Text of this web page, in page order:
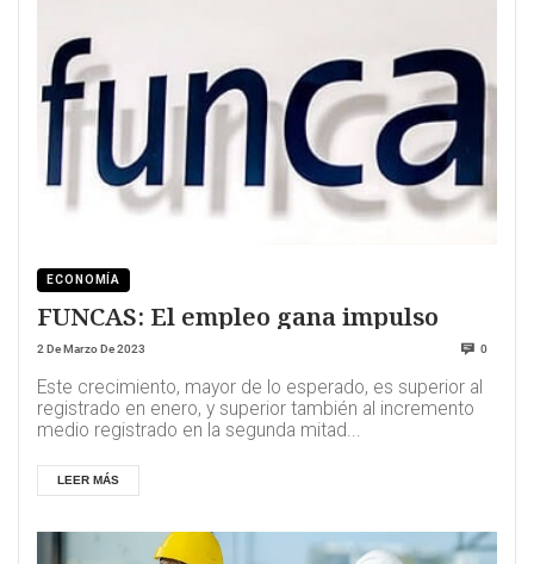
ECONOMÍA
FUNCAS: El empleo gana impulso
2 De Marzo De 2023 0
Este crecimiento, mayor de lo esperado, es superior al
registrado en enero, y superior también al incremento
medio registrado en la segunda mitad...
LEER MÁS